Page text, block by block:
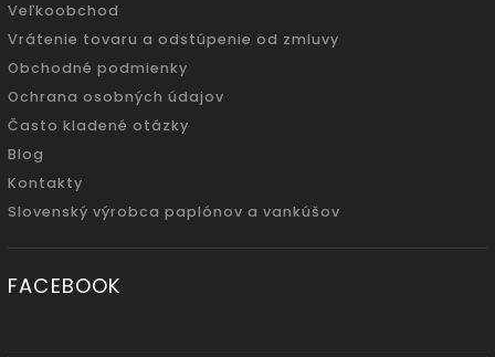
Veľkoobchod
Vrátenie tovaru a odstúpenie od zmluvy
Obchodné podmienky
Ochrana osobných údajov
Často kladené otázky
Blog
Kontakty
Slovenský výrobca paplónov a vankúšov
FACEBOOK